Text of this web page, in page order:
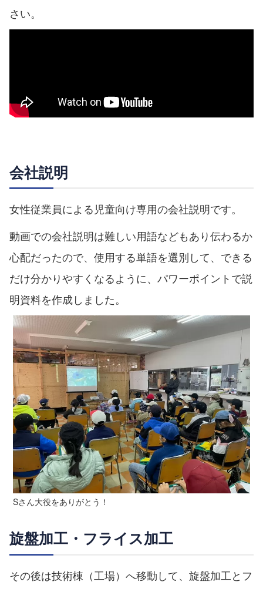
さい。
会社説明
女性従業員による児童向け専用の会社説明です。
動画での会社説明は難しい用語などもあり伝わるか
心配だったので、使用する単語を選別して、できる
だけ分かりやすくなるように、パワーポイントで説
明資料を作成しました。
Sさん大役をありがとう！
旋盤加工・フライス加工
その後は技術棟（工場）へ移動して、旋盤加工とフ